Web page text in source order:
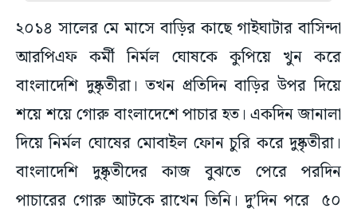
২০১৪ সালের মে মাসে বাড়ির কাছে গাইঘাটার বাসিন্দা
আরপিএফ কর্মী নির্মল ঘোষকে কুপিয়ে খুন করে
বাংলাদেশি দুষ্কৃতীরা। তখন প্রতিদিন বাড়ির উপর দিয়ে
শয়ে শয়ে গোরু বাংলাদেশে পাচার হত। একদিন জানালা
দিয়ে নির্মল ঘোষের মোবাইল ফোন চুরি করে দুষ্কৃতীরা।
বাংলাদেশি দুষ্কৃতীদের কাজ বুঝতে পেরে পরদিন
পাচারের গোরু আটকে রাখেন তিনি। দু’দিন পরে ৫০